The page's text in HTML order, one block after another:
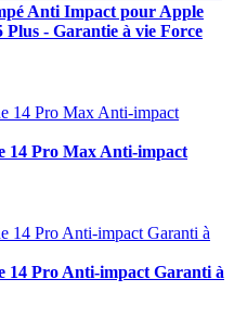
Anti Impact pour Apple
Plus - Garantie à vie Force
14 Pro Max Anti-impact
14 Pro Anti-impact Garanti à